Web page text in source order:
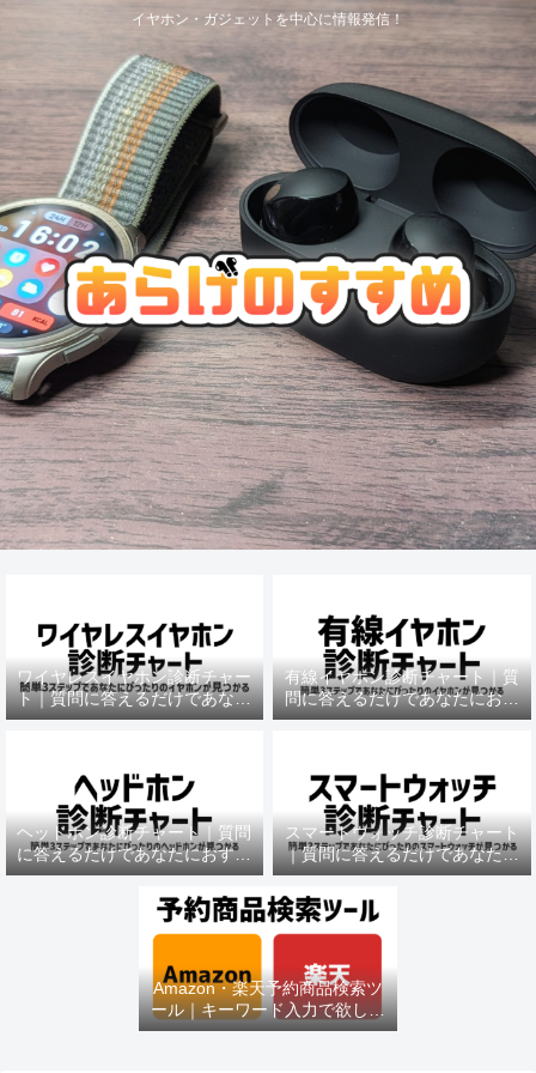
イヤホン・ガジェットを中心に情報発信！
ワイヤレスイヤホン診断チャー
ト｜質問に答えるだけであなた
におすすめの機種がわかる
有線イヤホン診断チャート｜質
問に答えるだけであなたにおす
すめの機種がわかる
ヘッドホン診断チャート｜質問
に答えるだけであなたにおすす
めの機種がわかる
スマートウォッチ診断チャート
｜質問に答えるだけであなたに
おすすめの機種がわかる
Amazon・楽天予約商品検索ツ
ール｜キーワード入力で欲しい
商品を即チェック